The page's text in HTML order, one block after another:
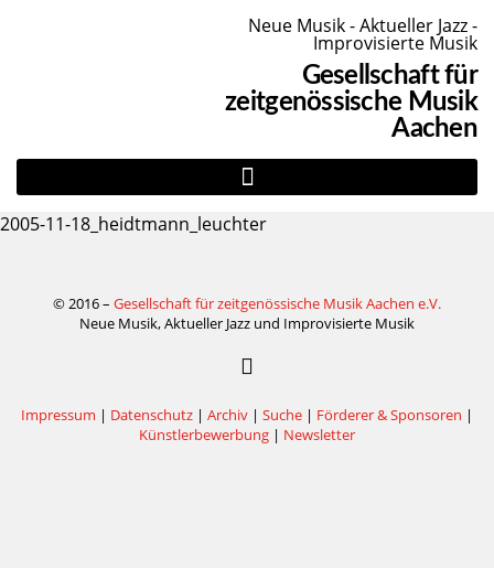
Neue Musik - Aktueller Jazz -
Improvisierte Musik
Gesellschaft für
zeitgenössische Musik
Aachen
2005-11-18_heidtmann_leuchter
© 2016 – Gesellschaft für zeitgenössische Musik Aachen e.V.
Neue Musik, Aktueller Jazz und Improvisierte Musik
Impressum | Datenschutz | Archiv | Suche | Förderer & Sponsoren |
Künstlerbewerbung | Newsletter